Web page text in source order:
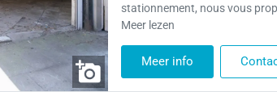
stationnement, nous vous
Meer lezen
Meer info